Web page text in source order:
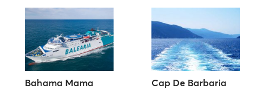
Bahama Mama Cap De Barbaria